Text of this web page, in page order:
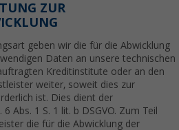
ZUR
geben wir die für die Abwicklung
Daten an unsere technischen
Kreditinstitute oder an den
weiter, soweit dies zur
ist. Dies dient der
Abs. 1 S. 1 lit. b DSGVO. Zum Teil
die für die Abwicklung der